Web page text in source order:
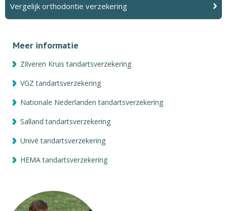
Vergelijk orthodontie verzekering
Meer informatie
Zilveren Kruis tandartsverzekering
VGZ tandartsverzekering
Nationale Nederlanden tandartsverzekering
Salland tandartsverzekering
Univé tandartsverzekering
HEMA tandartsverzekering